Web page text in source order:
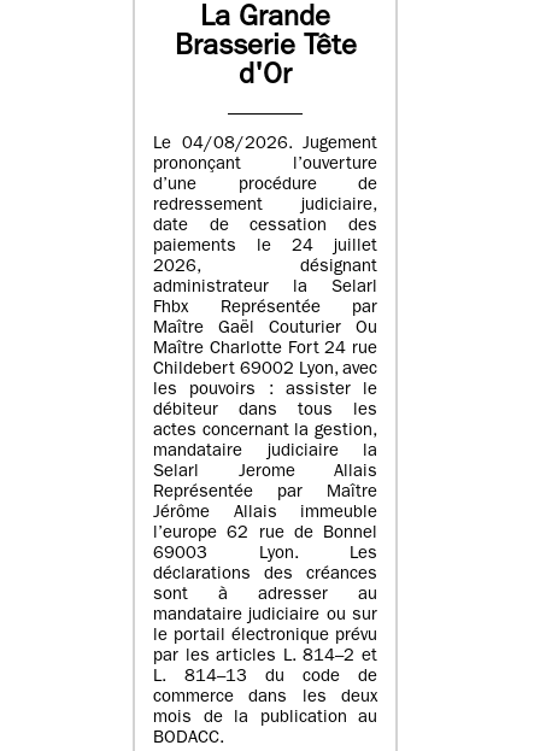
La Grande
Brasserie Tête
d'Or
Le 04/08/2026. Jugement
prononçant l’ouverture
d’une procédure de
redressement judiciaire,
date de cessation des
paiements le 24 juillet
2026, désignant
administrateur la Selarl
Fhbx Représentée par
Maître Gaël Couturier Ou
Maître Charlotte Fort 24 rue
Childebert 69002 Lyon, avec
les pouvoirs : assister le
débiteur dans tous les
actes concernant la gestion,
mandataire judiciaire la
Selarl Jerome Allais
Représentée par Maître
Jérôme Allais immeuble
l’europe 62 rue de Bonnel
69003 Lyon. Les
déclarations des créances
sont à adresser au
mandataire judiciaire ou sur
le portail électronique prévu
par les articles L. 814–2 et
L. 814–13 du code de
commerce dans les deux
mois de la publication au
BODACC.